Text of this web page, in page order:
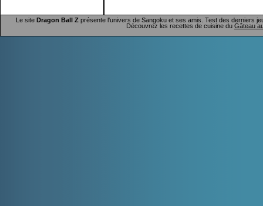
Le site Dragon Ball Zprésente l'univers de Sangoku et ses amis. Test des derniers
Découvrez les recettes de cuisine du Gâteau